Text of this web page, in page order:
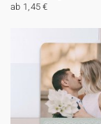
ab 1,45 €